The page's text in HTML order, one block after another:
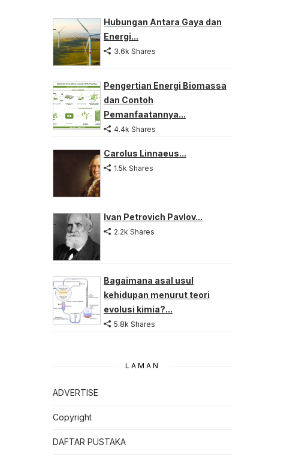
Hubungan Antara Gaya dan
Energi...
3.6k Shares
Pengertian Energi Biomassa
dan Contoh
Pemanfaatannya...
4.4k Shares
Carolus Linnaeus...
1.5k Shares
Ivan Petrovich Pavlov...
2.2k Shares
Bagaimana asal usul
kehidupan menurut teori
evolusi kimia?...
5.8k Shares
LAMAN
ADVERTISE
Copyright
DAFTAR PUSTAKA